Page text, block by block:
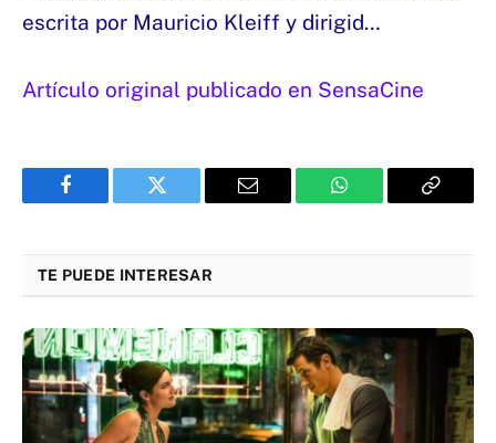
escrita por Mauricio Kleiff y dirigid…
Artículo original publicado en SensaCine
Facebook Twitter Email WhatsApp Copy
TE PUEDE INTERESAR